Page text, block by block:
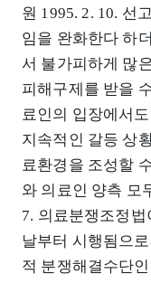
원 1995. 2. 10. 선
임을 완화한다 하
서 불가피하게 많
피해구제를 받을
료인의 입장에서
지속적인 갈등 상
료환경을 조성할
와 의료인 양측 모
7. 의료분쟁조정
날부터 시행됨으
적 분쟁해결수단